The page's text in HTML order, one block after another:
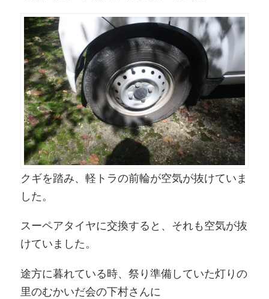
クギを踏み、軽トラの前輪が空気が抜けていま
した。
スーペアタイヤに交換すると、それも空気が抜
けていました。
途方に暮れている時、祭り準備していた灯りの
里のむかいだ会の下村さんに